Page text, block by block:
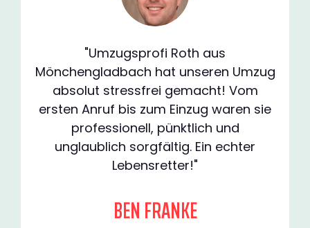
"Umzugsprofi Roth aus
Mönchengladbach hat unseren Umzug
absolut stressfrei gemacht! Vom
ersten Anruf bis zum Einzug waren sie
professionell, pünktlich und
unglaublich sorgfältig. Ein echter
Lebensretter!"
BEN FRANKE